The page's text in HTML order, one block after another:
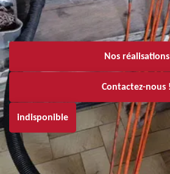
Nos réalisations
Contactez-nous !
indisponible